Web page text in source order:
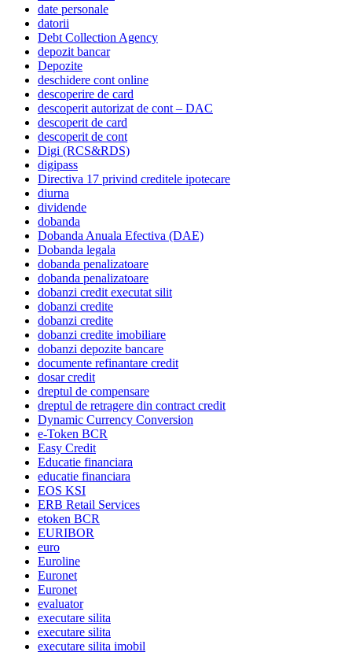
date personale
datorii
Debt Collection Agency
depozit bancar
Depozite
deschidere cont online
descoperire de card
descoperit autorizat de cont – DAC
descoperit de card
descoperit de cont
Digi (RCS&RDS)
digipass
Directiva 17 privind creditele ipotecare
diurna
dividende
dobanda
Dobanda Anuala Efectiva (DAE)
Dobanda legala
dobanda penalizatoare
dobanda penalizatoare
dobanzi credit executat silit
dobanzi credite
dobanzi credite
dobanzi credite imobiliare
dobanzi depozite bancare
documente refinantare credit
dosar credit
dreptul de compensare
dreptul de retragere din contract credit
Dynamic Currency Conversion
e-Token BCR
Easy Credit
Educatie financiara
educatie financiara
EOS KSI
ERB Retail Services
etoken BCR
EURIBOR
euro
Euroline
Euronet
Euronet
evaluator
executare silita
executare silita
executare silita imobil